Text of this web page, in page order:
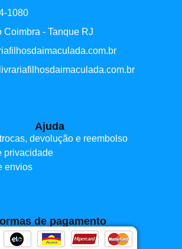
1080
Coimbra - Tanque RJ
Ajuda
devolução e reembolso
privacidade
envios
de pagamento